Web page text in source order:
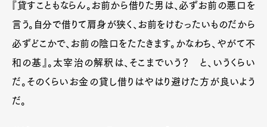
『貸すこともならん。お前から借りた男は、必ずお前の悪口を
言う。自分で借りて肩身が狭く、お前をけむったいものだから
必ずどこかで、お前の陰口をたたきます。かなわち、やがて不
和の基』。太宰治の解釈は、そこまでいう？ と、いうくらい
だ。そのくらいお金の貸し借りはやはり避けた方が良いよう
だ。